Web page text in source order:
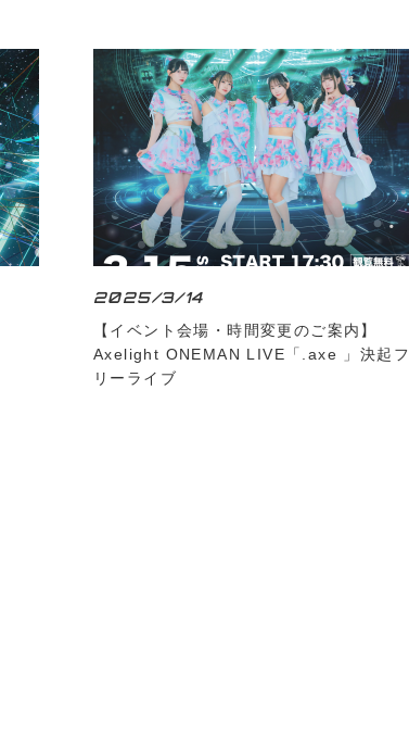
2025/3/14
【イベント会場・時間変更のご案内】
Axelight ONEMAN LIVE「.axe 」決起フ
リーライブ